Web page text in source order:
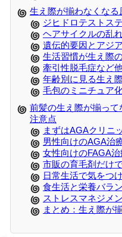
生え際が揃わなくな
ジヒドロテストス
ヘアサイクルの乱
遺伝的要因とアジ
生活習慣が生え際
牽引性脱毛症など
年齢別に見る生え
毛包のミニチュア
前髪の生え際が揃って
注意点
まずはAGAクリニ
男性向けのAGA治
女性向けのFAGA治
市販の育毛剤だけ
日常生活で気をつ
食生活と栄養バラ
ストレスマネジメ
まとめ：生え際が